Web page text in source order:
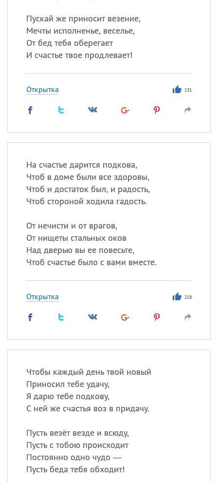
Пускай же приносит везение,
Мечты исполненье, веселье,
От бед тебя оберегает
И счастье твое продлевает!
Открытка 131
На счастье дарится подкова,
Чтоб в доме были все здоровы,
Чтоб и достаток был, и радость,
Чтоб стороной ходила гадость.
От нечисти и от врагов,
От нищеты стальных оков
Над дверью вы ее повесьте,
Чтоб счастье было с вами вместе.
Открытка 218
Чтобы каждый день твой новый
Приносил тебе удачу,
Я дарю тебе подкову,
С ней же счастья воз в придачу.
Пусть везёт везде и всюду,
Пусть с тобою происходит
Постоянно одно чудо —
Пусть беда тебя обходит!